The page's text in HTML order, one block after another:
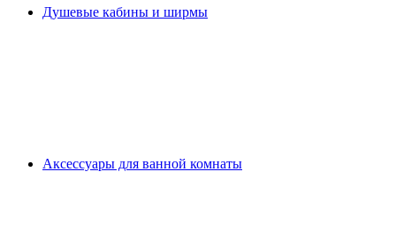
Душевые кабины и ширмы
Аксессуары для ванной комнаты